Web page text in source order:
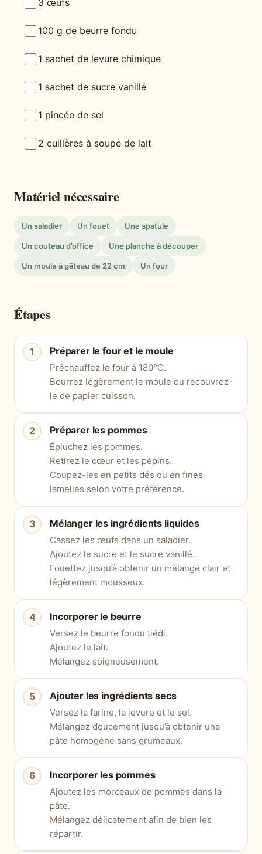
3 œufs
100 g de beurre fondu
1 sachet de levure chimique
1 sachet de sucre vanillé
1 pincée de sel
2 cuillères à soupe de lait
Matériel nécessaire
Un saladier Un fouet Une spatule
Un couteau d’office Une planche à découper
Un moule à gâteau de 22 cm Un four
Étapes
Préparer le four et le moule
Préchauffez le four à 180°C.
Beurrez légèrement le moule ou recouvrez-
le de papier cuisson.
Préparer les pommes
Épluchez les pommes.
Retirez le cœur et les pépins.
Coupez-les en petits dés ou en fines
lamelles selon votre préférence.
Mélanger les ingrédients liquides
Cassez les œufs dans un saladier.
Ajoutez le sucre et le sucre vanillé.
Fouettez jusqu’à obtenir un mélange clair et
légèrement mousseux.
Incorporer le beurre
Versez le beurre fondu tiédi.
Ajoutez le lait.
Mélangez soigneusement.
Ajouter les ingrédients secs
Versez la farine, la levure et le sel.
Mélangez doucement jusqu’à obtenir une
pâte homogène sans grumeaux.
Incorporer les pommes
Ajoutez les morceaux de pommes dans la
pâte.
Mélangez délicatement afin de bien les
répartir.